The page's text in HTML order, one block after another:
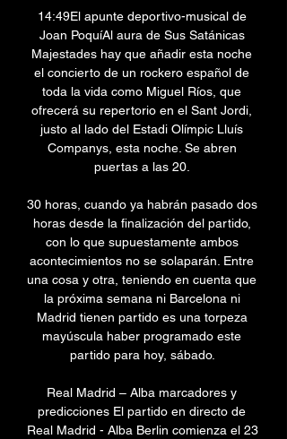
14:49El apunte deportivo-musical de
Joan PoquíAl aura de Sus Satánicas
Majestades hay que añadir esta noche
el concierto de un rockero español de
toda la vida como Miguel Ríos, que
ofrecerá su repertorio en el Sant Jordi,
justo al lado del Estadi Olímpic Lluís
Companys, esta noche. Se abren
puertas a las 20.
30 horas, cuando ya habrán pasado dos
horas desde la finalización del partido,
con lo que supuestamente ambos
acontecimientos no se solaparán. Entre
una cosa y otra, teniendo en cuenta que
la próxima semana ni Barcelona ni
Madrid tienen partido es una torpeza
mayúscula haber programado este
partido para hoy, sábado.
Real Madrid – Alba marcadores y
predicciones El partido en directo de
Real Madrid - Alba Berlin comienza el 23